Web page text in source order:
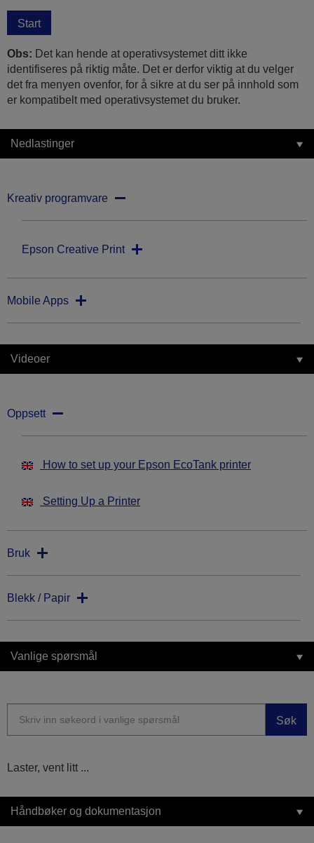
Start
Obs: Det kan hende at operativsystemet ditt ikke
identifiseres på riktig måte. Det er derfor viktig at du velger
det fra menyen ovenfor, for å sikre at du ser på innhold som
er kompatibelt med operativsystemet du bruker.
Nedlastinger
Kreativ programvare
Epson Creative Print
Mobile Apps
Videoer
Oppsett
How to set up your Epson EcoTank printer
Setting Up a Printer
Bruk
Blekk / Papir
Vanlige spørsmål
Søk
Laster, vent litt ...
Håndbøker og dokumentasjon